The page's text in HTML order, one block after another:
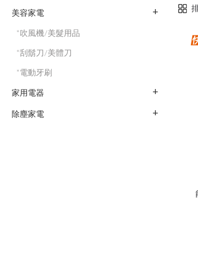
美容家電
*吹風機/美髮用品
*刮鬍刀/美體刀
*電動牙刷
家用電器
除塵家電